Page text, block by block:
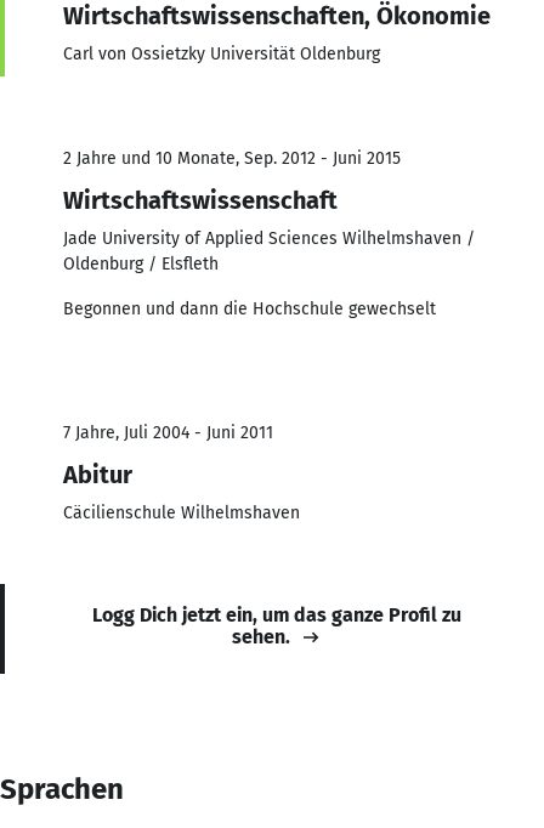
Wirtschaftswissenschaften, Ökonomie
Carl von Ossietzky Universität Oldenburg
2 Jahre und 10 Monate, Sep. 2012 - Juni 2015
Wirtschaftswissenschaft
Jade University of Applied Sciences Wilhelmshaven /
Oldenburg / Elsfleth
Begonnen und dann die Hochschule gewechselt
7 Jahre, Juli 2004 - Juni 2011
Abitur
Cäcilienschule Wilhelmshaven
Logg Dich jetzt ein, um das ganze Profil zu
sehen.
Sprachen